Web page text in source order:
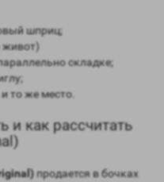
шприц;
живот)
складке;
то же место.
и как рассчитать
продается в бочках